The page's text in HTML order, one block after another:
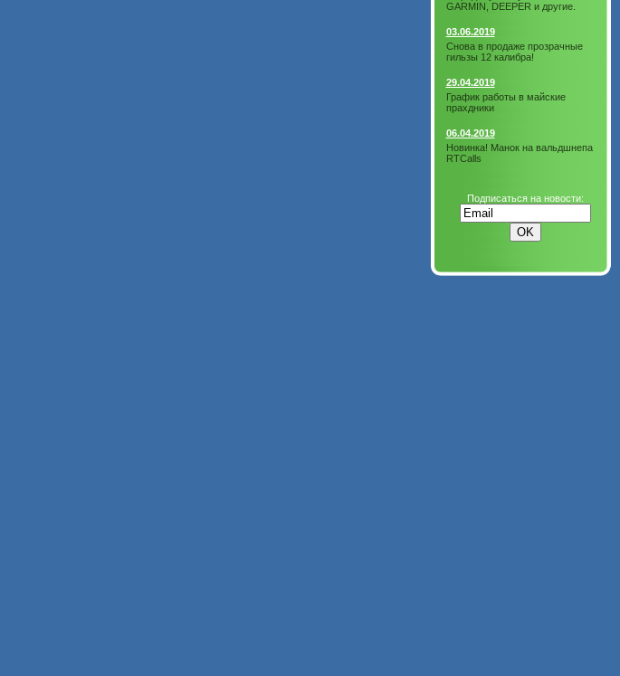
GARMIN, DEEPER и другие.
03.06.2019
Снова в продаже прозрачные
гильзы 12 калибра!
29.04.2019
График работы в майские
прахдники
06.04.2019
Новинка! Манок на вальдшнепа
RTCalls
Подписаться на новости: